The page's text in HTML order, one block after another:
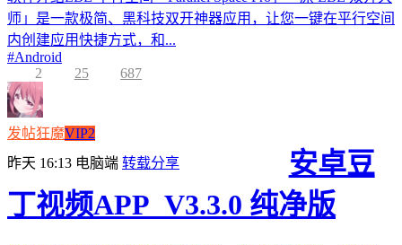
师」是一款极简、黑科技双开神器应用，让您一键在平行空间
内创建应用快捷方式，和...
#Android
2
25 687
发帖狂魔VIP2
昨天 16:13 电脑端 转载分享
安卓豆
丁视频APP_V3.3.0 纯净版